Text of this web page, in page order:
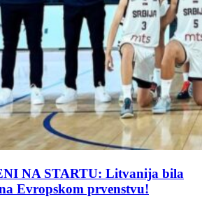
NA STARTU: Litvanija bila
Evropskom prvenstvu!